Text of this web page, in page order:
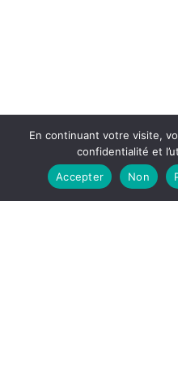
En continuant votre visite,
confidentialité et
Accepter
Non